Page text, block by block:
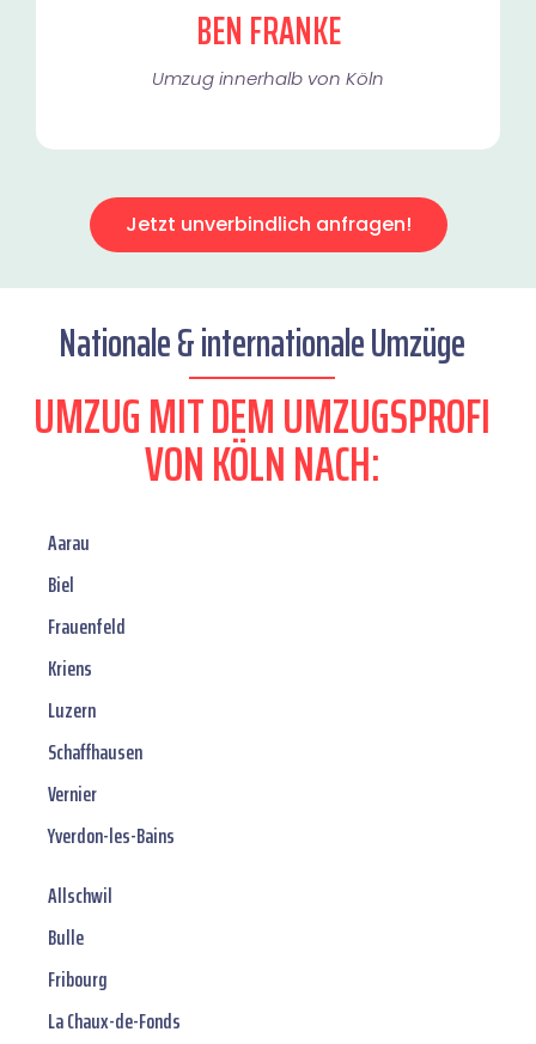
BEN FRANKE
Umzug innerhalb von Köln​
Jetzt unverbindlich anfragen!
Nationale & internationale Umzüge
UMZUG MIT DEM UMZUGSPROFI
VON KÖLN NACH:
Aarau
Biel
Frauenfeld
Kriens
Luzern
Schaffhausen
Vernier
Yverdon-les-Bains
Allschwil
Bulle
Fribourg
La Chaux-de-Fonds